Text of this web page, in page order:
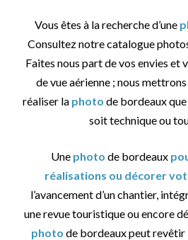
Vous êtes à la recherche d’une
Consultez notre catalogue
Faites nous part de vos envies et
de vue aérienne ; nous
réaliser la photo de bordeaux que
soit technique ou
Une photo de bordeaux
réalisations ou décorer
l’avancement d’un chantier,
une revue touristique ou encore
photo de bordeaux peut revêtir